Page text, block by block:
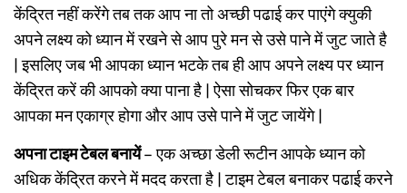
केंद्रित नहीं करेंगे तब तक आप ना तो अच्छी पढाई कर पाएंगे क्युकी
अपने लक्ष्य को ध्यान में रखने से आप पुरे मन से उसे पाने में जुट जाते है
| इसलिए जब भी आपका ध्यान भटके तब ही आप अपने लक्ष्य पर ध्यान
केंद्रित करें की आपको क्या पाना है | ऐसा सोचकर फिर एक बार
आपका मन एकाग्र होगा और आप उसे पाने में जुट जायेंगे |
अपना टाइम टेबल बनायें– एक अच्छा डेली रूटीन आपके ध्यान को
अधिक केंद्रित करने में मदद करता है | टाइम टेबल बनाकर पढाई करने